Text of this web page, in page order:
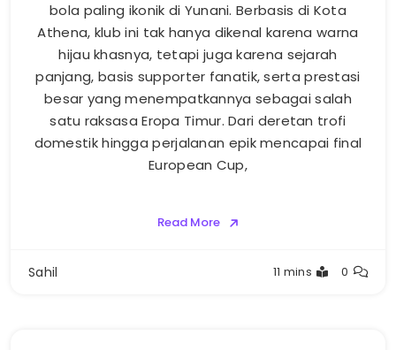
bola paling ikonik di Yunani. Berbasis di Kota
Athena, klub ini tak hanya dikenal karena warna
hijau khasnya, tetapi juga karena sejarah
panjang, basis supporter fanatik, serta prestasi
besar yang menempatkannya sebagai salah
satu raksasa Eropa Timur. Dari deretan trofi
domestik hingga perjalanan epik mencapai final
European Cup,
Read More
Sahil 11 mins 0